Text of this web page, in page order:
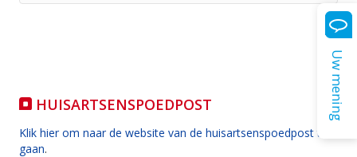
Uw mening
HUISARTSENSPOEDPOST
Klik hier om naar de website van de huisartsenspoedpost te
gaan.